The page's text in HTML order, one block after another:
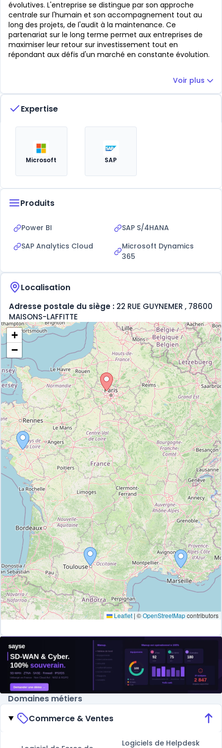
évolutives. L'entreprise se distingue par son approche
centrale sur l'humain et son accompagnement tout au
long des projets, de l'audit à la maintenance. Ce
partenariat sur le long terme permet aux entreprises de
maximiser leur retour sur investissement tout en
répondant aux défis d'un marché en constante évolution.
Voir plus
Expertise
Microsoft SAP
Produits
Power BI
SAP S/4HANA
SAP Analytics Cloud
Microsoft Dynamics
365
Localisation
Adresse postale du siège : 22 RUE GUYNEMER , 78600
MAISONS-LAFFITTE
+
−
Leaflet | ©OpenStreetMapcontributors
Domaines métiers
Commerce & Ventes
Logiciels de Helpdesk